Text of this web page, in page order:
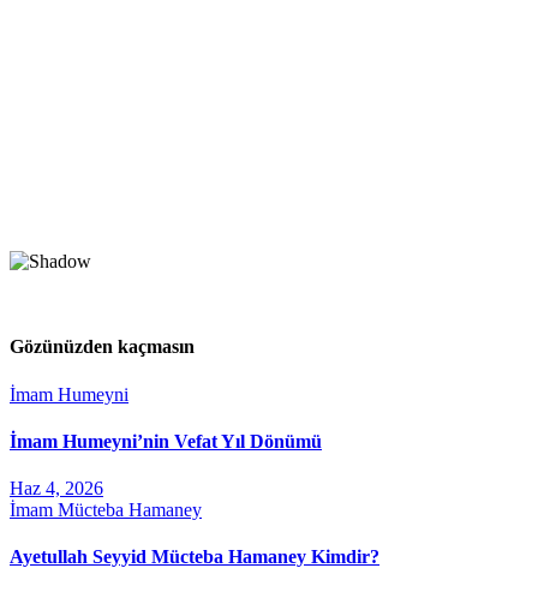
Gözünüzden kaçmasın
İmam Humeyni
İmam Humeyni’nin Vefat Yıl Dönümü
Haz 4, 2026
İmam Mücteba Hamaney
Ayetullah Seyyid Mücteba Hamaney Kimdir?